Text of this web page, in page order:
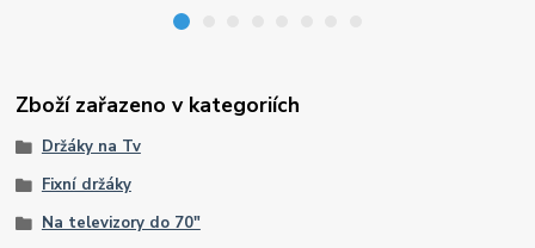
Zboží zařazeno v kategoriích
Držáky na Tv
Fixní držáky
Na televizory do 70"